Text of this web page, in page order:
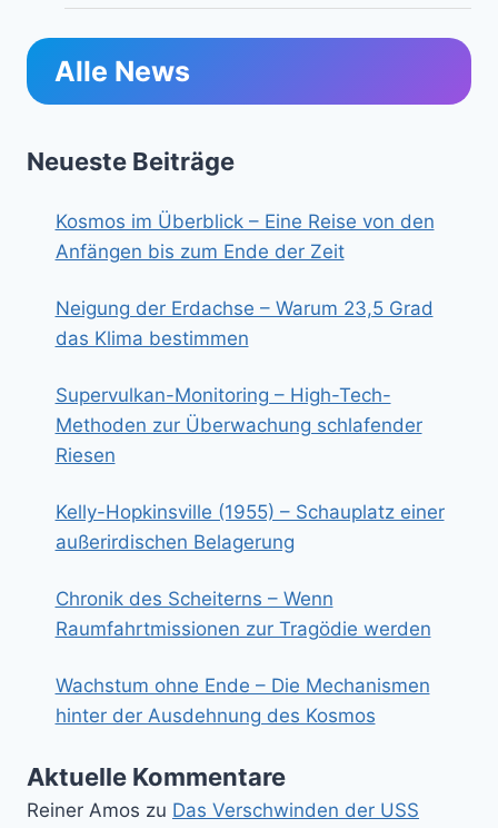
Alle News
Neueste Beiträge
Kosmos im Überblick – Eine Reise von den
Anfängen bis zum Ende der Zeit
Neigung der Erdachse – Warum 23,5 Grad
das Klima bestimmen
Supervulkan-Monitoring – High-Tech-
Methoden zur Überwachung schlafender
Riesen
Kelly-Hopkinsville (1955) – Schauplatz einer
außerirdischen Belagerung
Chronik des Scheiterns – Wenn
Raumfahrtmissionen zur Tragödie werden
Wachstum ohne Ende – Die Mechanismen
hinter der Ausdehnung des Kosmos
Aktuelle Kommentare
Reiner Amos zu Das Verschwinden der USS